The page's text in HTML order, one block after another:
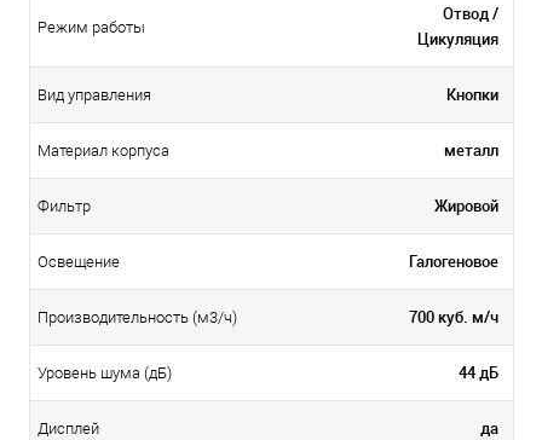
Режим работы
Отвод /
Цикуляция
Вид управления Кнопки
Материал корпуса металл
Фильтр Жировой
Освещение Галогеновое
Производительность (м3/ч) 700 куб. м/ч
Уровень шума (дБ) 44 дБ
Дисплей да